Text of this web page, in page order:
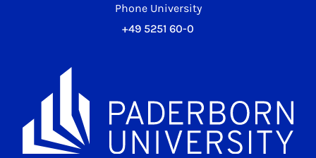
Phone University
+49 5251 60-0